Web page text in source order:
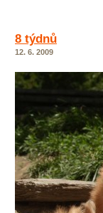
8 týdnů
12. 6. 2009